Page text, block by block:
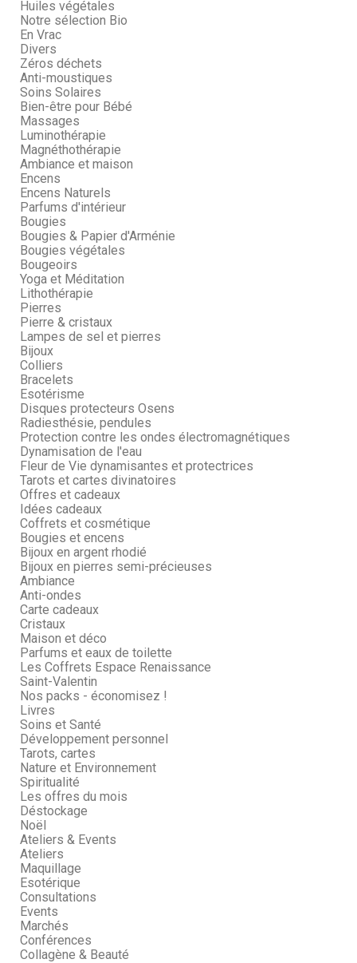
Huiles végétales
Notre sélection Bio
En Vrac
Divers
Zéros déchets
Anti-moustiques
Soins Solaires
Bien-être pour Bébé
Massages
Luminothérapie
Magnéthothérapie
Ambiance et maison
Encens
Encens Naturels
Parfums d'intérieur
Bougies
Bougies & Papier d'Arménie
Bougies végétales
Bougeoirs
Yoga et Méditation
Lithothérapie
Pierres
Pierre & cristaux
Lampes de sel et pierres
Bijoux
Colliers
Bracelets
Esotérisme
Disques protecteurs Osens
Radiesthésie, pendules
Protection contre les ondes électromagnétiques
Dynamisation de l'eau
Fleur de Vie dynamisantes et protectrices
Tarots et cartes divinatoires
Offres et cadeaux
Idées cadeaux
Coffrets et cosmétique
Bougies et encens
Bijoux en argent rhodié
Bijoux en pierres semi-précieuses
Ambiance
Anti-ondes
Carte cadeaux
Cristaux
Maison et déco
Parfums et eaux de toilette
Les Coffrets Espace Renaissance
Saint-Valentin
Nos packs - économisez !
Livres
Soins et Santé
Développement personnel
Tarots, cartes
Nature et Environnement
Spiritualité
Les offres du mois
Déstockage
Noël
Ateliers & Events
Ateliers
Maquillage
Esotérique
Consultations
Events
Marchés
Conférences
Collagène & Beauté